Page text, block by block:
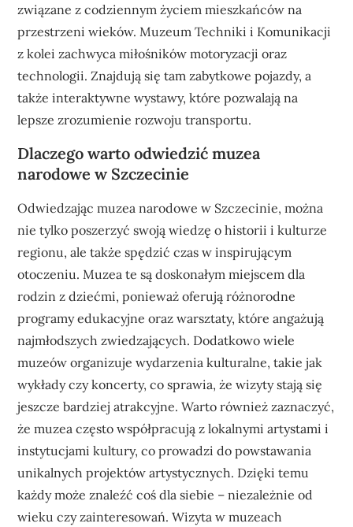
związane z codziennym życiem mieszkańców na
przestrzeni wieków. Muzeum Techniki i Komunikacji
z kolei zachwyca miłośników motoryzacji oraz
technologii. Znajdują się tam zabytkowe pojazdy, a
także interaktywne wystawy, które pozwalają na
lepsze zrozumienie rozwoju transportu.
Dlaczego warto odwiedzić muzea
narodowe w Szczecinie
Odwiedzając muzea narodowe w Szczecinie, można
nie tylko poszerzyć swoją wiedzę o historii i kulturze
regionu, ale także spędzić czas w inspirującym
otoczeniu. Muzea te są doskonałym miejscem dla
rodzin z dziećmi, ponieważ oferują różnorodne
programy edukacyjne oraz warsztaty, które angażują
najmłodszych zwiedzających. Dodatkowo wiele
muzeów organizuje wydarzenia kulturalne, takie jak
wykłady czy koncerty, co sprawia, że wizyty stają się
jeszcze bardziej atrakcyjne. Warto również zaznaczyć,
że muzea często współpracują z lokalnymi artystami i
instytucjami kultury, co prowadzi do powstawania
unikalnych projektów artystycznych. Dzięki temu
każdy może znaleźć coś dla siebie – niezależnie od
wieku czy zainteresowań. Wizyta w muzeach